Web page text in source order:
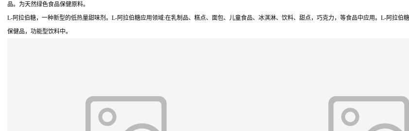
品。为天然绿色食品保健原料。
L-阿拉伯糖，一种新型的低热量甜味剂。L-阿拉伯糖应用领域:在乳制品、糕点、面包、儿童食品、冰淇淋、饮料、甜点，巧克力，等食品中应用。L-阿拉伯
保健品，功能型饮料中。